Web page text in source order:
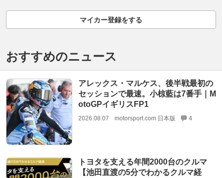
マイカー登録をする
おすすめのニュース
アレックス・マルケス、後半戦最初の
セッションで最速。小椋藍は7番手｜M
otoGPイギリスFP1
2026.08.07 motorsport.com 日本版 4
トヨタを支える年間2000台のクルマ
【池田直渡の5分でわかるクルマ経